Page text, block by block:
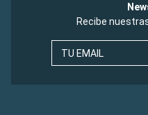
Recibe
TU EMAIL